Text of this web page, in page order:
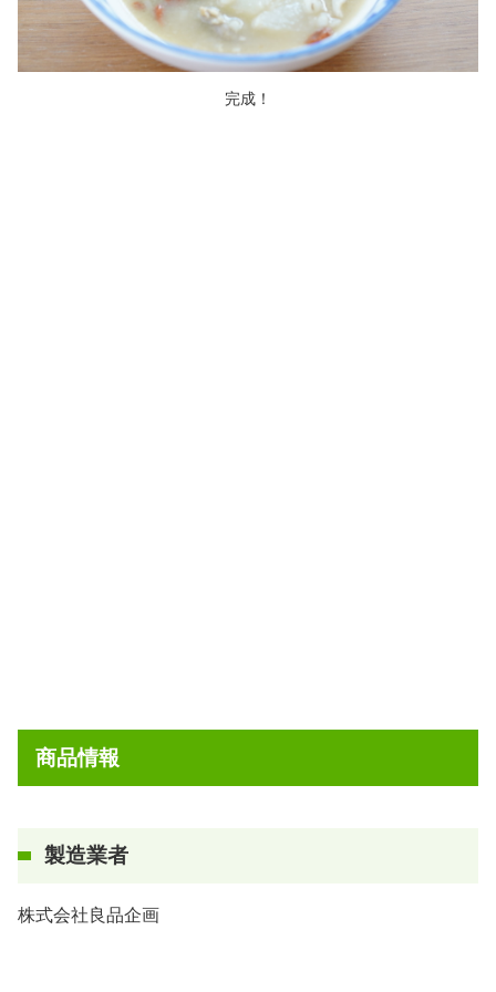
完成！
商品情報
製造業者
株式会社良品企画